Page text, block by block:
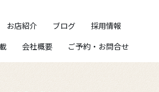
お店紹介 ブログ
採用情報
会社概要 ご予約・お問合せ